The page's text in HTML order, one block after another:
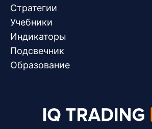
Стратегии
Учебники
Индикаторы
Подсвечник
Образование